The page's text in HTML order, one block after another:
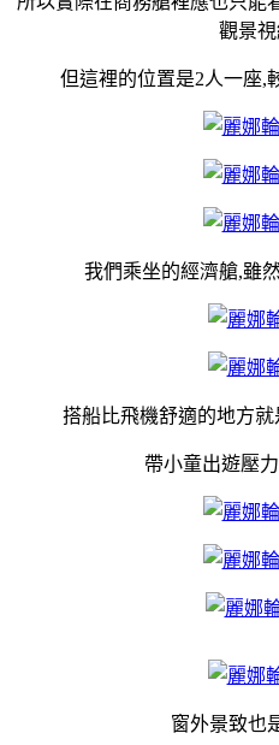
觀景
但這裡的位置是2人一座,
我們乘坐的經濟艙,雖
搭船比飛機舒適的地方
帶小童出遊壓
窗外景致也